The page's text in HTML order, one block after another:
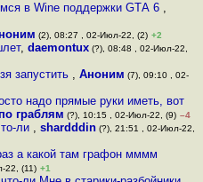
в Wine поддержки GТА 6 ,
(2), 08:27 , 02-Июл-22, (2) +2
, daemontux(?), 08:48 , 02-Июл-22,
запустить , Аноним (7), 09:10 , 02-
надо прямые руки иметь, вот
граблям (?), 10:15 , 02-Июл-22, (9) –4
ли ,shardddin (?), 21:51 , 02-Июл-22,
а какой там графон мммм
22, (11) +1